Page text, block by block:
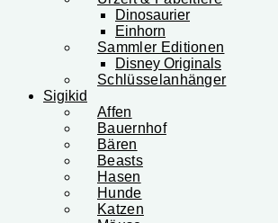
Dinosaurier
Einhorn
Sammler Editionen
Disney Originals
Schlüsselanhänger
Sigikid
Affen
Bauernhof
Bären
Beasts
Hasen
Hunde
Katzen